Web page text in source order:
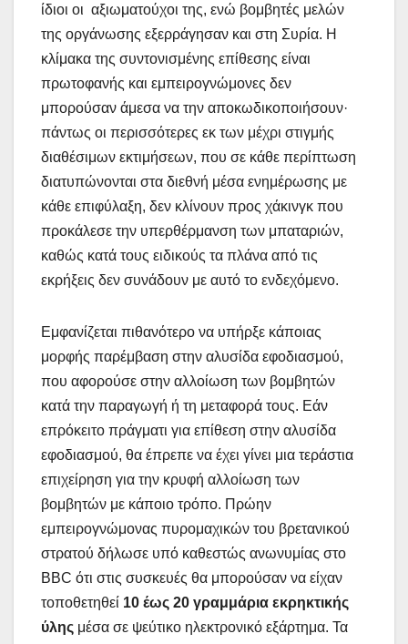
ίδιοι οι αξιωματούχοι της, ενώ βομβητές μελών
της οργάνωσης εξερράγησαν και στη Συρία. Η
κλίμακα της συντονισμένης επίθεσης είναι
πρωτοφανής και εμπειρογνώμονες δεν
μπορούσαν άμεσα να την αποκωδικοποιήσουν·
πάντως οι περισσότερες εκ των μέχρι στιγμής
διαθέσιμων εκτιμήσεων, που σε κάθε περίπτωση
διατυπώνονται στα διεθνή μέσα ενημέρωσης με
κάθε επιφύλαξη, δεν κλίνουν προς χάκινγκ που
προκάλεσε την υπερθέρμανση των μπαταριών,
καθώς κατά τους ειδικούς τα πλάνα από τις
εκρήξεις δεν συνάδουν με αυτό το ενδεχόμενο.
Εμφανίζεται πιθανότερο να υπήρξε κάποιας
μορφής παρέμβαση στην αλυσίδα εφοδιασμού,
που αφορούσε στην αλλοίωση των βομβητών
κατά την παραγωγή ή τη μεταφορά τους. Εάν
επρόκειτο πράγματι για επίθεση στην αλυσίδα
εφοδιασμού, θα έπρεπε να έχει γίνει μια τεράστια
επιχείρηση για την κρυφή αλλοίωση των
βομβητών με κάποιο τρόπο. Πρώην
εμπειρογνώμονας πυρομαχικών του βρετανικού
στρατού δήλωσε υπό καθεστώς ανωνυμίας στο
BBC ότι στις συσκευές θα μπορούσαν να είχαν
τοποθετηθεί 10 έως 20 γραμμάρια εκρηκτικής
ύλης μέσα σε ψεύτικο ηλεκτρονικό εξάρτημα. Τα